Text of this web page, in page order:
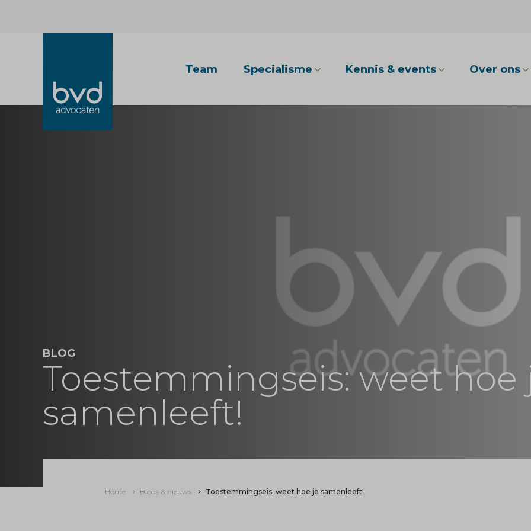
Team Specialisme Kennis & events Over ons
BLOG
Toestemmingseis: weet hoe
samenleeft!
Home Blogs & nieuws Toestemmingseis: weet hoe je samenleeft!